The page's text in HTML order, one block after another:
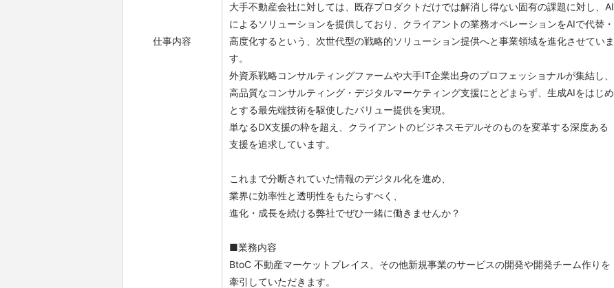
仕事内容
大手不動産会社に対しては、既存プロダクトだけでは解消し得ない固有の課題に対し、AI
によるソリューションを提供しており、クライアントの業務オペレーションをAIで代替・
高度化するという、次世代型の戦略的ソリューション提供へと事業領域を進化させていま
す。
外資系戦略コンサルティングファームや大手IT企業出身のプロフェッショナルが集結し、
高品質なコンサルティング・デジタルマーケティング支援にとどまらず、生成AIをはじめ
とする最先端技術を駆使したバリュー提供を実現。
単なるDX支援の枠を超え、クライアントのビジネスモデルそのものを変革する深度ある
支援を追求しています。
これまで分断されていた情報のデジタル化を進め、
業界に効率性と透明性をもたらすべく、
進化・成長を続ける弊社でぜひ一緒に働きませんか？
■業務内容
BtoC 不動産マーケットプレイス、その他新規事業のサービスの開発や開発チーム作りを
牽引していただきます。